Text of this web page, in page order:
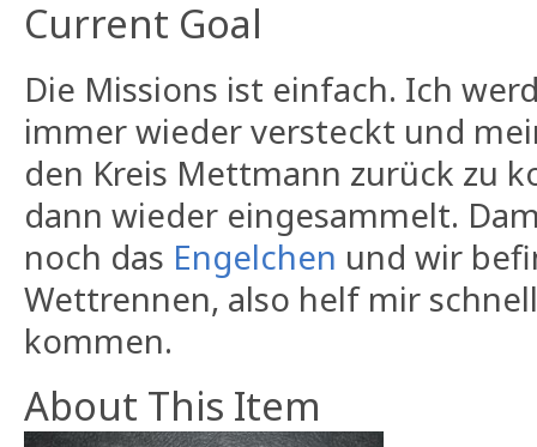
Current Goal
Die Missions ist einfach. Ich
immer wieder versteckt und
den Kreis Mettmann zurück zu
dann wieder eingesammelt.
noch das Engelchen und wir
Wettrennen, also helf mir
kommen.
About This Item